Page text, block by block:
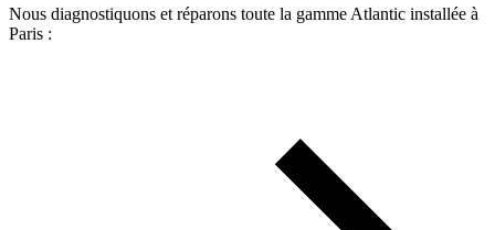
Nous diagnostiquons et réparons toute la gamme Atlantic installée à
Paris :